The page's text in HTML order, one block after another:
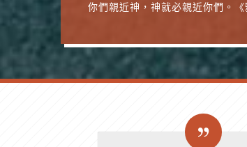
你們親近神，神就必親近你們。《